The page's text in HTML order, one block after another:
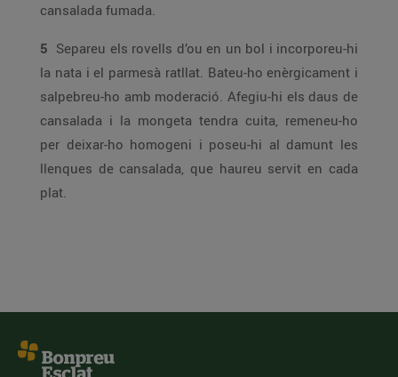
cansalada fumada.
5 Separeu els rovells d’ou en un bol i incorporeu-hi
la nata i el parmesà ratllat. Bateu-ho enèrgicament i
salpebreu-ho amb moderació. Afegiu-hi els daus de
cansalada i la mongeta tendra cuita, remeneu-ho
per deixar-ho homogeni i poseu-hi al damunt les
llenques de cansalada, que haureu servit en cada
plat.